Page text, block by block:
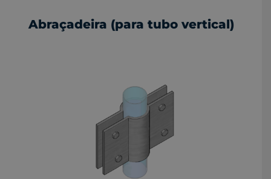
Abraçadeira (para tubo vertical)